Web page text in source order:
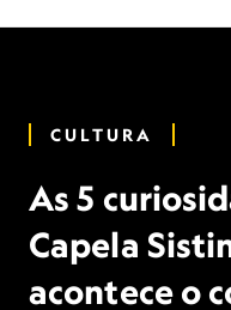
CULTURA
As 5
Capela
acontece o